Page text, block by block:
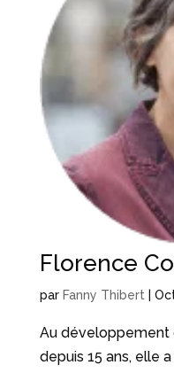
Florence
par Fanny Thibert|
Au développement
depuis 15 ans, elle